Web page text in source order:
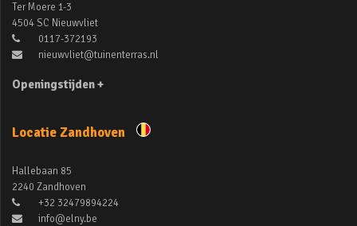
Ter Moere 1-3
4504 SC Nieuwvliet
0117-372193
nieuwvliet@tuinenterras.nl
Openingstijden +
Locatie Zandhoven
Hallebaan 85
2240 Zandhoven
+32 32479894224
info@elny.be